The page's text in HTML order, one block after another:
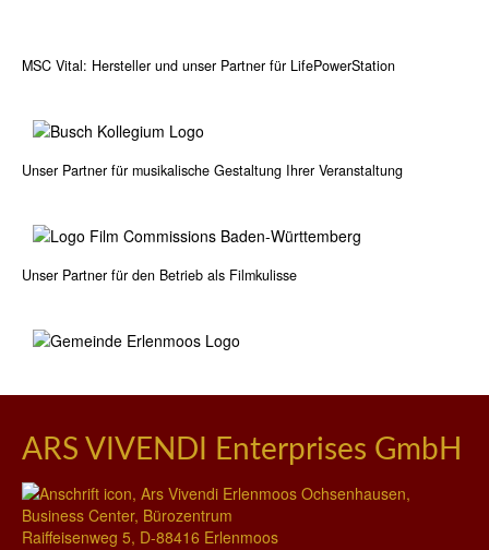
MSC Vital: Hersteller und unser Partner für LifePowerStation
Unser Partner für musikalische Gestaltung Ihrer Veranstaltung
Unser Partner für den Betrieb als Filmkulisse
ARS VIVENDI Enterprises GmbH
Raiffeisenweg 5, D-88416 Erlenmoos